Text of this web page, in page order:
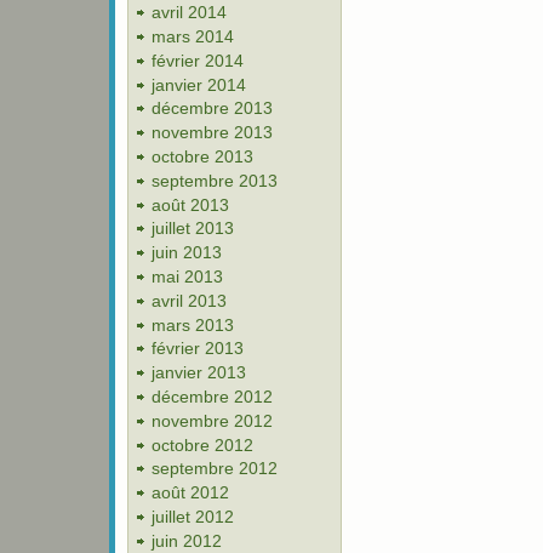
avril 2014
mars 2014
février 2014
janvier 2014
décembre 2013
novembre 2013
octobre 2013
septembre 2013
août 2013
juillet 2013
juin 2013
mai 2013
avril 2013
mars 2013
février 2013
janvier 2013
décembre 2012
novembre 2012
octobre 2012
septembre 2012
août 2012
juillet 2012
juin 2012